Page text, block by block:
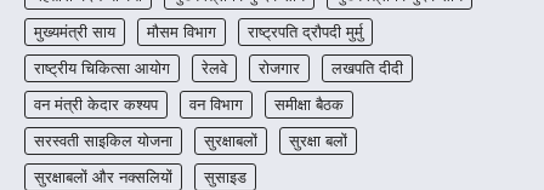
मुख्यमंत्री साय
मौसम विभाग
राष्ट्रपति द्रौपदी मुर्मु
राष्ट्रीय चिकित्सा आयोग
रेलवे रोजगार
लखपति दीदी
वन मंत्री केदार कश्यप
वन विभाग
समीक्षा बैठक
सरस्वती साइकिल योजना
सुरक्षाबलों
सुरक्षा बलों
सुरक्षाबलों और नक्सलियों
सुसाइड